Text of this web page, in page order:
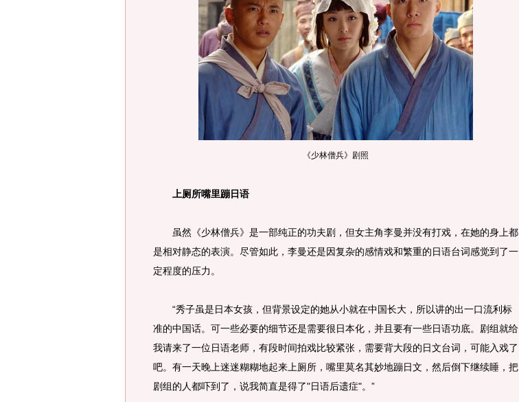
《少林僧兵》剧照
上厕所嘴里蹦日语
虽然《少林僧兵》是一部纯正的功夫剧，但女主角李曼并没有打戏，在她的身上都
是相对静态的表演。尽管如此，李曼还是因复杂的感情戏和繁重的日语台词感觉到了一
定程度的压力。
“秀子虽是日本女孩，但背景设定的她从小就在中国长大，所以讲的出一口流利标
准的中国话。可一些必要的细节还是需要很日本化，并且要有一些日语功底。剧组就给
我请来了一位日语老师，有段时间拍戏比较紧张，需要背大段的日文台词，可能入戏了
吧。有一天晚上迷迷糊糊地起来上厕所，嘴里莫名其妙地蹦日文，然后倒下继续睡，把
剧组的人都吓到了，说我简直是得了"日语后遗症"。”